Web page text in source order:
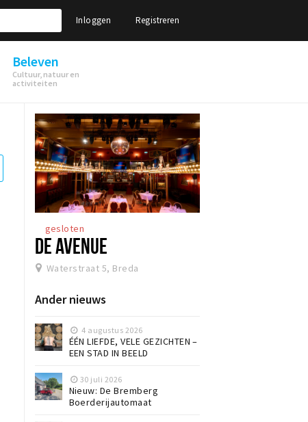
Inloggen Registreren
Beleven
Cultuur, natuur en
activiteiten
gesloten
DE AVENUE
Waterstraat 5, Breda
Ander nieuws
4 augustus 2026
ÉÉN LIEFDE, VELE GEZICHTEN –
EEN STAD IN BEELD
30 juli 2026
Nieuw: De Bremberg
Boerderijautomaat